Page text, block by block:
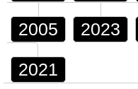
2005 2023
2021